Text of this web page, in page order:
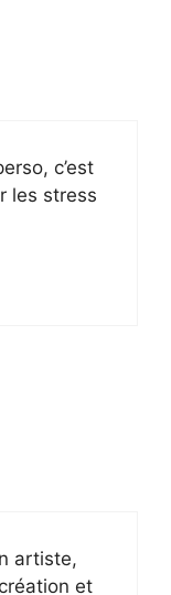
c’est
les stress
artiste,
et